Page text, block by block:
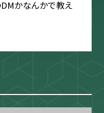
かなんかで教え